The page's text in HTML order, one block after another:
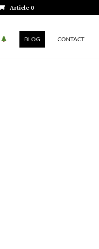
Article 0
BLOG CONTACT